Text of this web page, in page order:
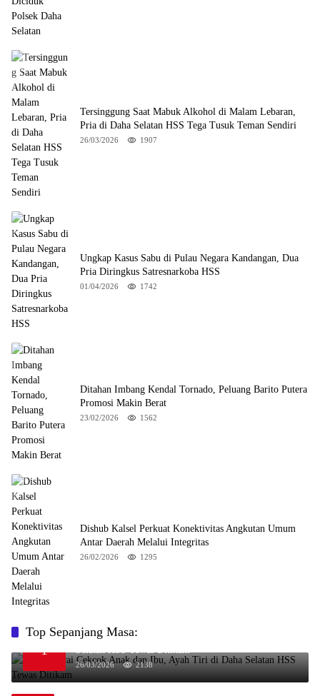
Tersinggung Saat Mabuk Alkohol di Malam Lebaran,
Pria di Daha Selatan HSS Tega Tusuk Teman Sendiri
26/03/2026 1907
Ungkap Kasus Sabu di Pulau Negara Kandangan, Dua
Pria Diringkus Satresnarkoba HSS
01/04/2026 1742
Ditahan Imbang Kendal Tornado, Peluang Barito Putera
Promosi Makin Berat
23/02/2026 1562
Dishub Kalsel Perkuat Konektivitas Angkutan Umum
Antar Daerah Melalui Integritas
26/02/2026 1295
Top Sepanjang Masa:
1
Niat Melerai Cekcok Anak dan Ibu, Ayah Tiri di Daha
Selatan HSS Tewas Ditikam
26/03/2026 2138